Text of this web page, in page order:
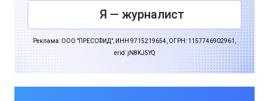
Я — журналист
Реклама: ООО "ПРЕССФИД", ИНН 9715219654, ОГРН: 1157746902961,
erid: jN8KJ5YQ